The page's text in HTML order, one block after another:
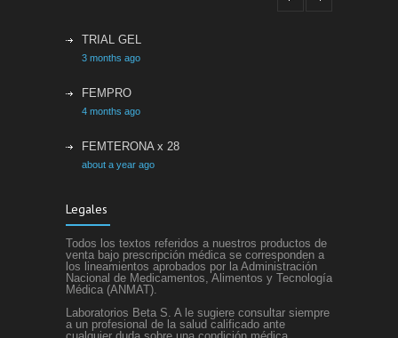
TRIAL GEL
3 months ago
FEMPRO
4 months ago
FEMTERONA x 28
about a year ago
about a year ago
SIFEL
about a year ago
Legales
Todos los textos referidos a nuestros productos de
venta bajo prescripción médica se corresponden a
los lineamientos aprobados por la Administración
Nacional de Medicamentos, Alimentos y Tecnología
Médica (ANMAT).
Laboratorios Beta S. A le sugiere consultar siempre
a un profesional de la salud calificado ante